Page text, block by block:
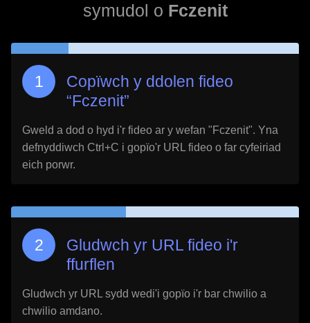
symudol o Fczenit
Copïwch y ddolen fideo
“Fczenit”
Gweld a dod o hyd i'r fideo ar y wefan "Fczenit". Yna
defnyddiwch Ctrl+C i gopïo'r URL fideo o far cyfeiriad
eich porwr.
Gludwch yr URL fideo i'r
ffurflen
Gludwch yr URL sydd wedi'i gopïo i'r bar chwilio a
chwilio amdano.